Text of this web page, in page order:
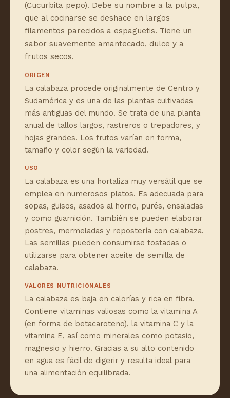
(Cucurbita pepo). Debe su nombre a la pulpa,
que al cocinarse se deshace en largos
filamentos parecidos a espaguetis. Tiene un
sabor suavemente amantecado, dulce y a
frutos secos.
ORIGEN
La calabaza procede originalmente de Centro y
Sudamérica y es una de las plantas cultivadas
más antiguas del mundo. Se trata de una planta
anual de tallos largos, rastreros o trepadores, y
hojas grandes. Los frutos varían en forma,
tamaño y color según la variedad.
USO
La calabaza es una hortaliza muy versátil que se
emplea en numerosos platos. Es adecuada para
sopas, guisos, asados al horno, purés, ensaladas
y como guarnición. También se pueden elaborar
postres, mermeladas y repostería con calabaza.
Las semillas pueden consumirse tostadas o
utilizarse para obtener aceite de semilla de
calabaza.
VALORES NUTRICIONALES
La calabaza es baja en calorías y rica en fibra.
Contiene vitaminas valiosas como la vitamina A
(en forma de betacaroteno), la vitamina C y la
vitamina E, así como minerales como potasio,
magnesio y hierro. Gracias a su alto contenido
en agua es fácil de digerir y resulta ideal para
una alimentación equilibrada.